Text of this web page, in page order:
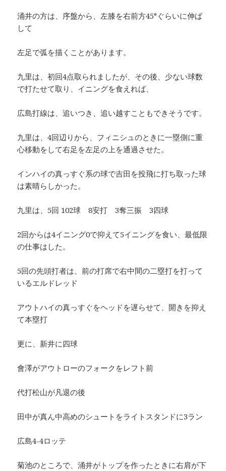
涌井の方は、序盤から、左膝を右前方45°ぐらいに伸ば
して
左足で弧を描くことがあります。
九里は、初回4点取られましたが、その後、少ない球数
で打たせて取り、イニングを食えれば、
広島打線は、追いつき、追い越すこともできそうです。
九里は、4回辺りから、フィニシュのときに一塁側に重
心移動をして右足を左足の上を通過させた。
インハイの真っすぐ系の球で吉田を投飛に打ち取った球
は素晴らしかった。
九里は、5回 102球 8安打 3奪三振 3四球
2回からは4イニング0で抑えて5イニングを食い、最低限
の仕事はした。
5回の先頭打者は、前の打席で右中間の二塁打を打って
いるエルドレッド
アウトハイの真っすぐをヘッドを遅らせて、開きを抑え
て本塁打
更に、新井に四球
會澤がアウトローのフォークをレフト前
代打松山が凡退の後
田中が真ん中高めのシュートをライトスタンドに3ラン
広島4-4ロッテ
菊池のところで、涌井がトップを作ったときに右肩が下